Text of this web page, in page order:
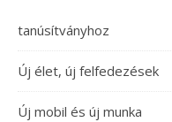
tanúsítványhoz
Új élet, új felfedezések
Új mobil és új munka